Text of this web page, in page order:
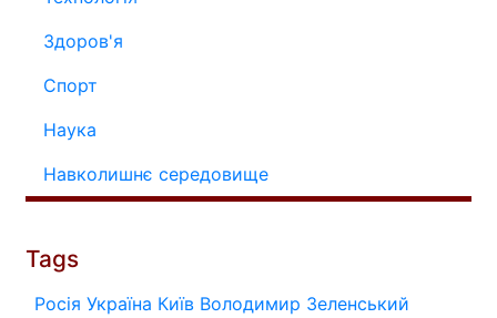
Здоров'я
Спорт
Наука
Навколишнє середовище
Tags
Росія Україна Київ Володимир Зеленський